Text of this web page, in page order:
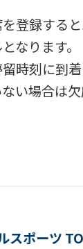
登録する
なります。
時刻に到着
い場合は
スポーツ